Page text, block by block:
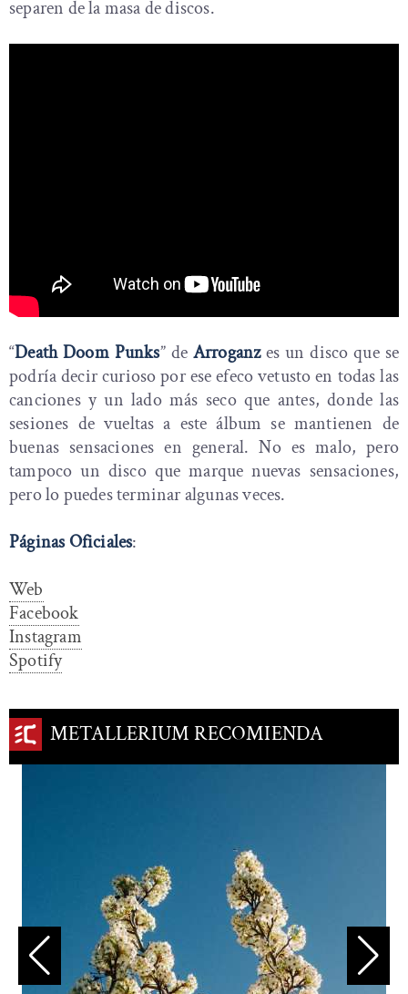
separen de la masa de discos.
“Death Doom Punks” de Arroganzes un disco que se
podría decir curioso por ese efeco vetusto en todas las
canciones y un lado más seco que antes, donde las
sesiones de vueltas a este álbum se mantienen de
buenas sensaciones en general. No es malo, pero
tampoco un disco que marque nuevas sensaciones,
pero lo puedes terminar algunas veces.
Páginas Oficiales:
Web
Facebook
Instagram
Spotify
METALLERIUM RECOMIENDA